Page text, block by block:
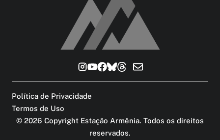
© 2026 Copyright Estação Armênia. Todos os direitos
reservados.
Política de Privacidade
Termos de Uso